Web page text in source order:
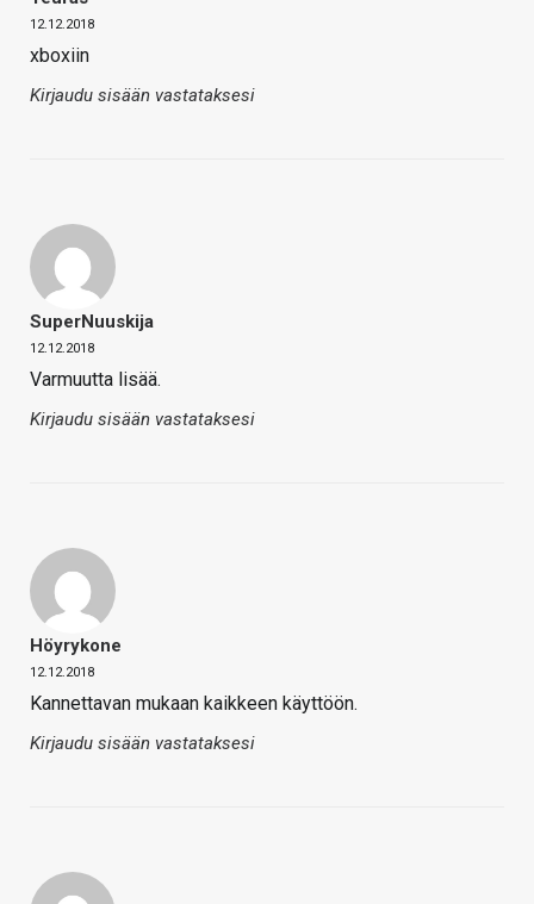
12.12.2018
xboxiin
Kirjaudu sisään vastataksesi
SuperNuuskija
12.12.2018
Varmuutta lisää.
Kirjaudu sisään vastataksesi
Höyrykone
12.12.2018
Kannettavan mukaan kaikkeen käyttöön.
Kirjaudu sisään vastataksesi